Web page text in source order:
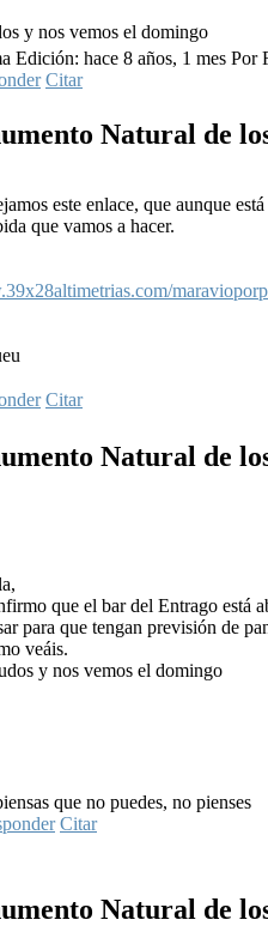
y nos vemos el domingo
Edición: hace 8 años, 1 mes Por
Citar
Natural de
este enlace, que aunque
que vamos a hacer.
Citar
Natural de
que el bar del Entrago está
para que tengan previsión de
veáis.
y nos vemos el domingo
que no puedes, no pienses
Citar
Natural de